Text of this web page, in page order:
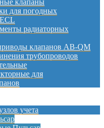
клапаны
для погодных
радиаторных
клапанов AB-QM
трубопроводов
для
учета